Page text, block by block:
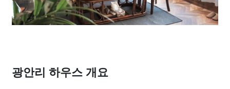
광안리 하우스 개요